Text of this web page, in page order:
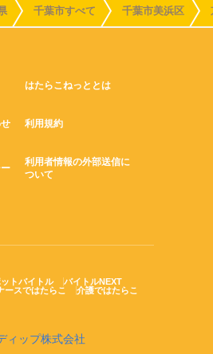
千葉市すべて 千葉市美浜区
はたらこねっととは
利用規約
利用者情報の外部送信に
ついて
トバイトル
バイトルNEXT
ースではたらこ 介護ではたらこ